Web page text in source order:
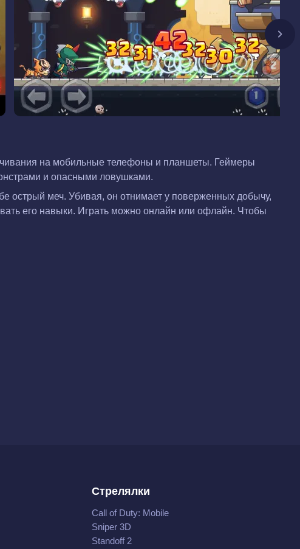
на мобильные телефоны и планшеты. Геймеры
и опасными ловушками.
острый меч. Убивая, он отнимает у поверженных добычу,
его навыки. Играть можно онлайн или офлайн. Чтобы
Стрелялки
Call of Duty: Mobile
Sniper 3D
Standoff 2